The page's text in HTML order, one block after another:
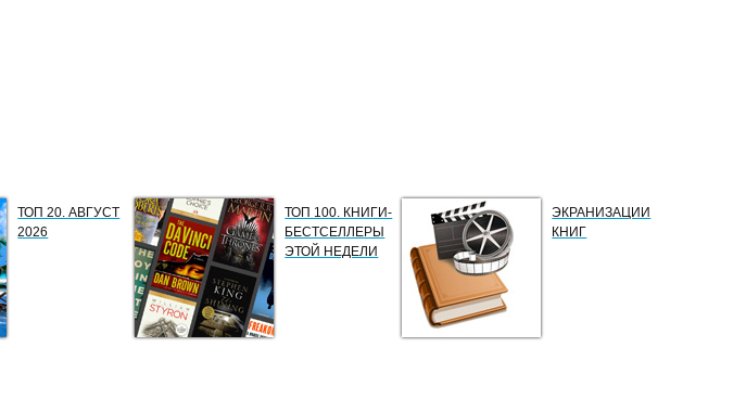
ТОП 20. АВГУСТ
2026
ТОП 100. КНИГИ-
БЕСТСЕЛЛЕРЫ
ЭТОЙ НЕДЕЛИ
ЭКРАНИЗАЦИИ
КНИГ